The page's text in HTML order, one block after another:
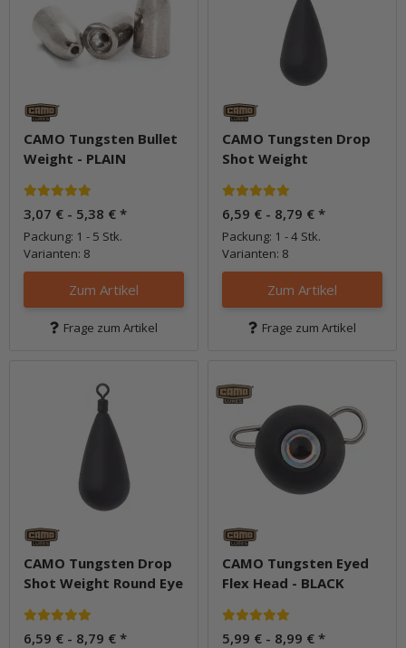
CAMO Tungsten Bullet
Weight - PLAIN
3,07 € - 5,38 € *
Packung: 1 - 5 Stk.
Varianten: 8
Zum Artikel
Frage zum Artikel
CAMO Tungsten Drop
Shot Weight
6,59 € - 8,79 € *
Packung: 1 - 4 Stk.
Varianten: 8
Zum Artikel
Frage zum Artikel
CAMO Tungsten Drop
Shot Weight Round Eye
6,59 € - 8,79 € *
CAMO Tungsten Eyed
Flex Head - BLACK
5,99 € - 8,99 € *